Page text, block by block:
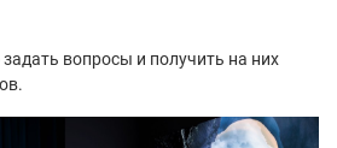
вопросы и получить на них